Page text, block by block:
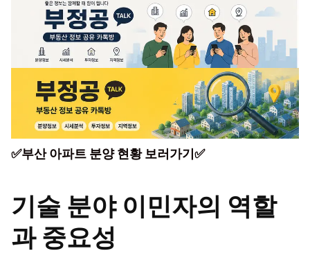
✅부산 아파트 분양 현황 보러가기✅
기술 분야 이민자의 역할
과 중요성